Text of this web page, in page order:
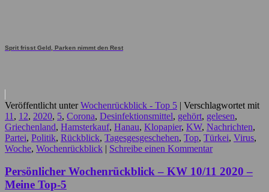
Sprit frisst Geld, Parken nimmt den Rest
Veröffentlicht unter Wochenrückblick - Top 5 | Verschlagwortet mit
11 , 12, 2020, 5, Corona, Desinfektionsmittel, gehört, gelesen,
Griechenland, Hamsterkauf, Hanau, Klopapier, KW, Nachrichten,
Partei, Politik, Rückblick, Tagesgesgeschehen, Top, Türkei, Virus,
Woche, Wochenrückblick | Schreibe einen Kommentar
Persönlicher Wochenrückblick – KW 10/11 2020 –
Meine Top-5